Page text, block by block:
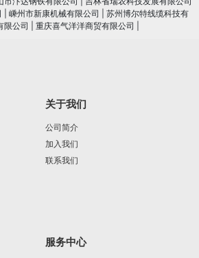
嵊州市新康机械有限公司
苏州博尔特线缆科技有
限公司 重庆喜气洋洋商贸有限公司
关于我们
公司简介
加入我们
联系我们
服务中心